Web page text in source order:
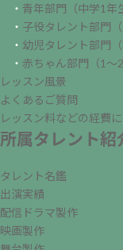
・ 青年部門（中学1年
・ 子役タレント部門（
・ 幼児タレント部門（
・ 赤ちゃん部門（1～2
レッスン風景
よくあるご質問
レッスン料などの経費
所属タレント紹
タレント名鑑
出演実績
配信ドラマ製作
映画製作